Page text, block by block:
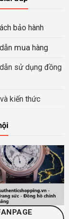
bảo hành
mua hàng
sử dụng đồng
kiến thức